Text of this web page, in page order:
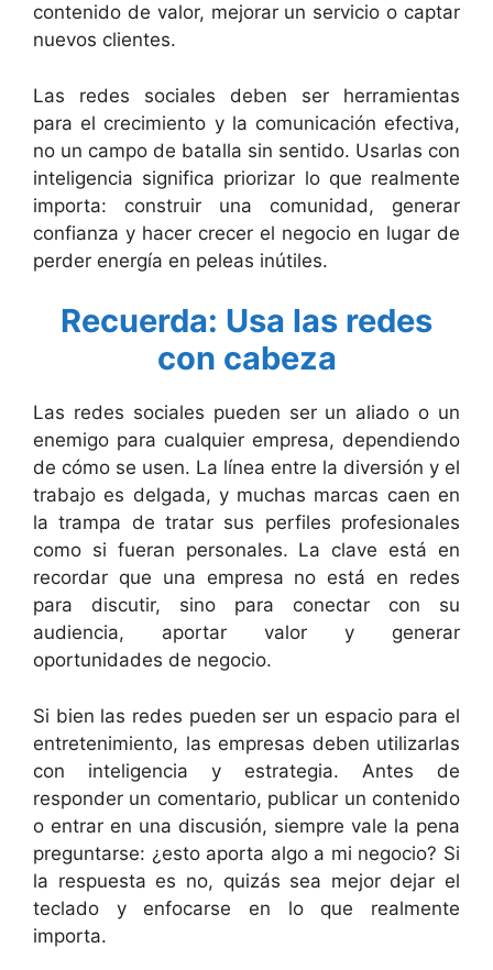
contenido de valor, mejorar un servicio o captar
nuevos clientes.
Las redes sociales deben ser herramientas
para el crecimiento y la comunicación efectiva,
no un campo de batalla sin sentido. Usarlas con
inteligencia significa priorizar lo que realmente
importa: construir una comunidad, generar
confianza y hacer crecer el negocio en lugar de
perder energía en peleas inútiles.
Recuerda: Usa las redes
con cabeza
Las redes sociales pueden ser un aliado o un
enemigo para cualquier empresa, dependiendo
de cómo se usen. La línea entre la diversión y el
trabajo es delgada, y muchas marcas caen en
la trampa de tratar sus perfiles profesionales
como si fueran personales. La clave está en
recordar que una empresa no está en redes
para discutir, sino para conectar con su
audiencia, aportar valor y generar
oportunidades de negocio.
Si bien las redes pueden ser un espacio para el
entretenimiento, las empresas deben utilizarlas
con inteligencia y estrategia. Antes de
responder un comentario, publicar un contenido
o entrar en una discusión, siempre vale la pena
preguntarse: ¿esto aporta algo a mi negocio? Si
la respuesta es no, quizás sea mejor dejar el
teclado y enfocarse en lo que realmente
importa.